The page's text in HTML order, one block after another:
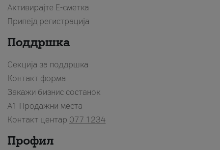
Активирајте Е-сметка
Припејд регистрација
Поддршка
Секција за поддршка
Контакт форма
Закажи бизнис состанок
A1 Продажни места
Контакт центар 077 1234
Профил